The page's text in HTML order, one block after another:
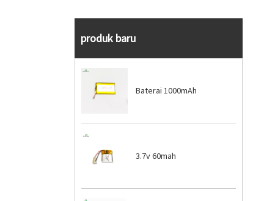
produk baru
Baterai 1000mAh
3.7v 60mah